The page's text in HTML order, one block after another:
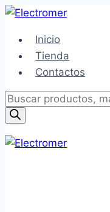
Saltar
contenido
Inicio
Tienda
Contactos
Búsqueda
de